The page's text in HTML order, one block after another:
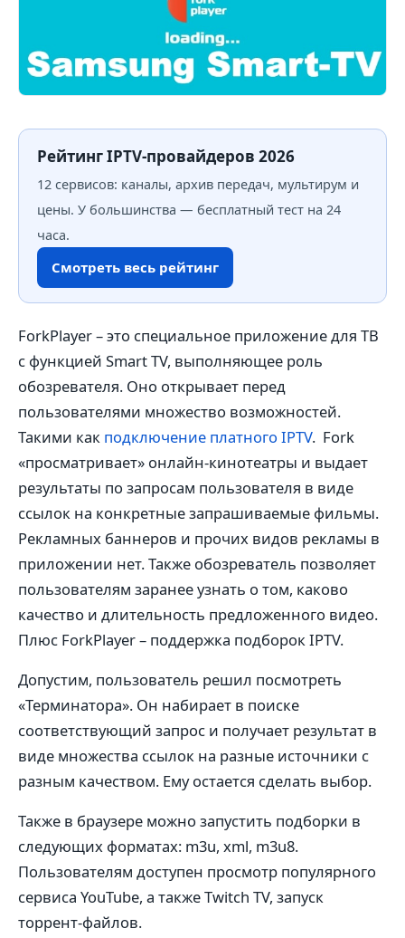
Рейтинг IPTV-провайдеров 2026
12 сервисов: каналы, архив передач, мультирум и
цены. У большинства — бесплатный тест на 24
часа.
Смотреть весь рейтинг
ForkPlayer – это специальное приложение для ТВ
с функцией Smart TV, выполняющее роль
обозревателя. Оно открывает перед
пользователями множество возможностей.
Такими как подключение платного IPTV. Fork
«просматривает» онлайн-кинотеатры и выдает
результаты по запросам пользователя в виде
ссылок на конкретные запрашиваемые фильмы.
Рекламных баннеров и прочих видов рекламы в
приложении нет. Также обозреватель позволяет
пользователям заранее узнать о том, каково
качество и длительность предложенного видео.
Плюс ForkPlayer – поддержка подборок IPTV.
Допустим, пользователь решил посмотреть
«Терминатора». Он набирает в поиске
соответствующий запрос и получает результат в
виде множества ссылок на разные источники с
разным качеством. Ему остается сделать выбор.
Также в браузере можно запустить подборки в
следующих форматах: m3u, xml, m3u8.
Пользователям доступен просмотр популярного
сервиса YouTube, а также Twitch TV, запуск
торрент-файлов.